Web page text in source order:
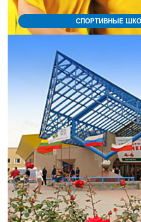
СПОРТИВНЫЕ